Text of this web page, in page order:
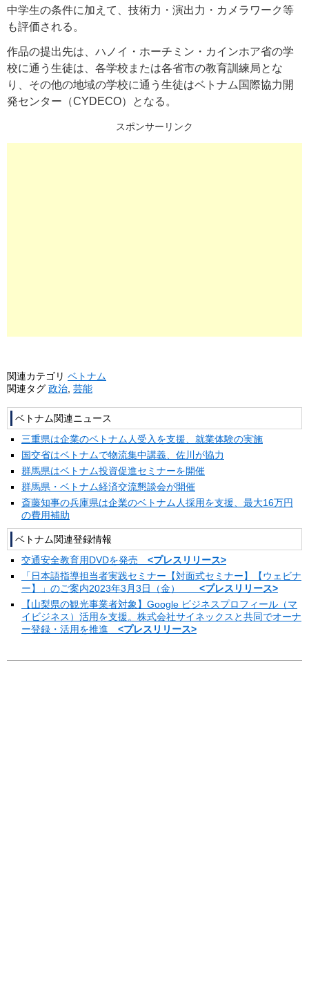
中学生の条件に加えて、技術力・演出力・カメラワーク等
も評価される。
作品の提出先は、ハノイ・ホーチミン・カインホア省の学
校に通う生徒は、各学校または各省市の教育訓練局とな
り、その他の地域の学校に通う生徒はベトナム国際協力開
発センター（CYDECO）となる。
スポンサーリンク
関連カテゴリ ベトナム
関連タグ 政治 芸能
ベトナム関連ニュース
三重県は企業のベトナム人受入を支援、就業体験の実施
国交省はベトナムで物流集中講義、佐川が協力
群馬県はベトナム投資促進セミナーを開催
群馬県・ベトナム経済交流懇談会が開催
斎藤知事の兵庫県は企業のベトナム人採用を支援、最大16万円
の費用補助
ベトナム関連登録情報
交通安全教育用DVDを発売 <プレスリリース>
「日本語指導担当者実践セミナー【対面式セミナー】【ウェビナ
ー】」のご案内2023年3月3日（金） <プレスリリース>
【山梨県の観光事業者対象】Google ビジネスプロフィール（マ
イビジネス）活用を支援。株式会社サイネックスと共同でオーナ
ー登録・活用を推進 <プレスリリース>